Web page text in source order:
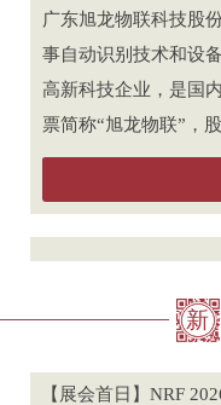
广东旭龙物联科技股
事自动识别技术和设
高新科技企业，是国
票简称“旭龙物联”，
新
【展会首日】NRF